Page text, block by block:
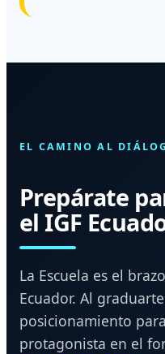
EL CAMINO AL
Prepárate
el IGF
La Escuela es el
Ecuador. Al
posicionamiento
protagonista en el